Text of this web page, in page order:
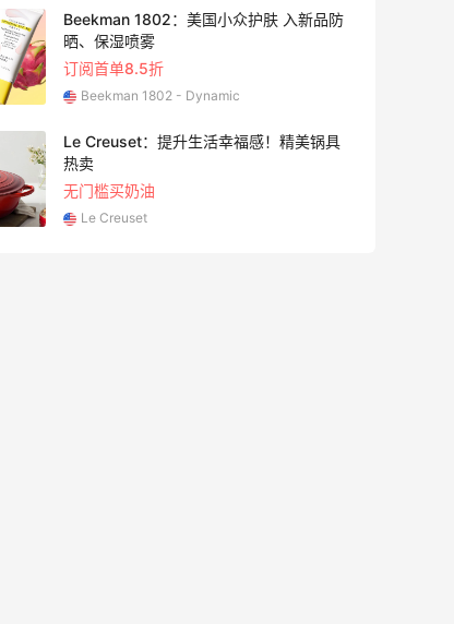
Beekman 1802：美国小众护肤 入新品防
晒、保湿喷雾
订阅首单8.5折
Beekman 1802 - Dynamic
Le Creuset：提升生活幸福感！精美锅具
热卖
无门槛买奶油
Le Creuset